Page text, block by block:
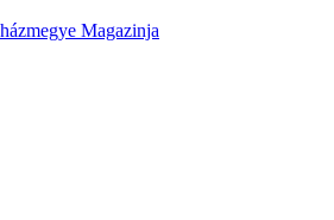
Magazinja